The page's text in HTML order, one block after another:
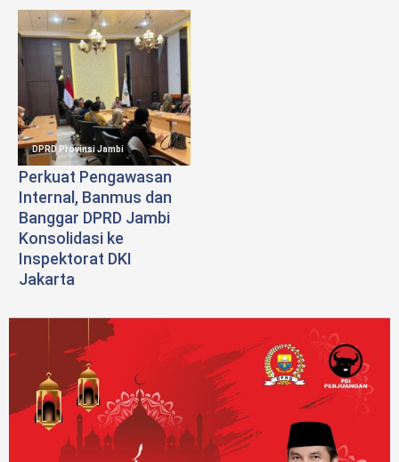
DPRD Provinsi Jambi
Perkuat Pengawasan
Internal, Banmus dan
Banggar DPRD Jambi
Konsolidasi ke
Inspektorat DKI
Jakarta